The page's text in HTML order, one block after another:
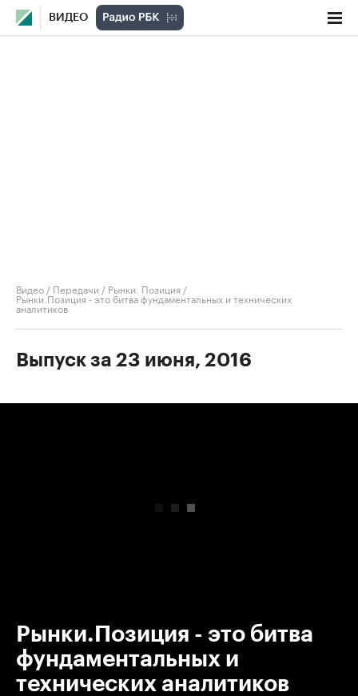
ВИДЕО
Видео / Передачи / Рынки. Позиция /
Рынки.Позиция - это битва фундаментальных и технических
аналитиков
Выпуск за 23 июня, 2016
Рынки.Позиция - это битва
фундаментальных и
технических аналитиков